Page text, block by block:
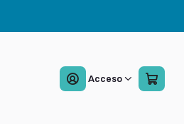
Acceso
180 ml
x3